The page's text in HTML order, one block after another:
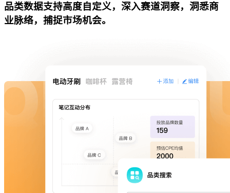
品类数据支持高度自定义，深入赛道洞察，洞悉商
业脉络，捕捉市场机会。